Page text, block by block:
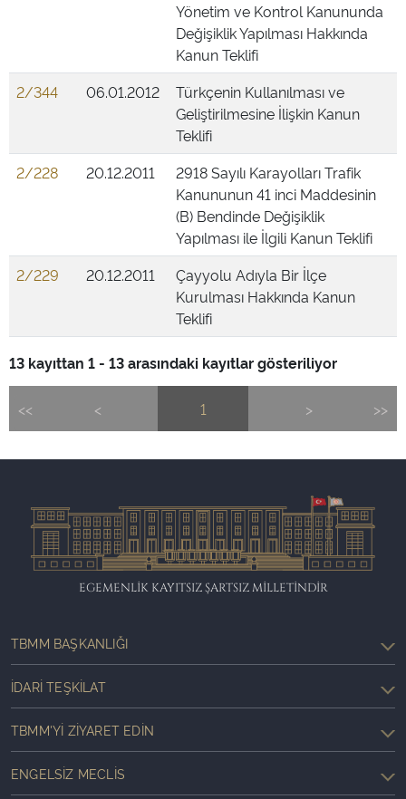
Yönetim ve Kontrol Kanununda
Değişiklik Yapılması Hakkında
Kanun Teklifi
2/344
06.01.2012
Türkçenin Kullanılması ve
Geliştirilmesine İlişkin Kanun
Teklifi
2/228
20.12.2011
2918 Sayılı Karayolları Trafik
Kanununun 41 inci Maddesinin
(B) Bendinde Değişiklik
Yapılması ile İlgili Kanun Teklifi
2/229
20.12.2011
Çayyolu Adıyla Bir İlçe
Kurulması Hakkında Kanun
Teklifi
13 kayıttan 1 - 13 arasındaki kayıtlar gösteriliyor
<< < 1 > >>
EGEMENLİK KAYITSIZ ŞARTSIZ MİLLETİNDİR
TBMM BAŞKANLIĞI
İDARI TEŞKILAT
TBMM'YI ZIYARET EDIN
ENGELSIZ MECLIS